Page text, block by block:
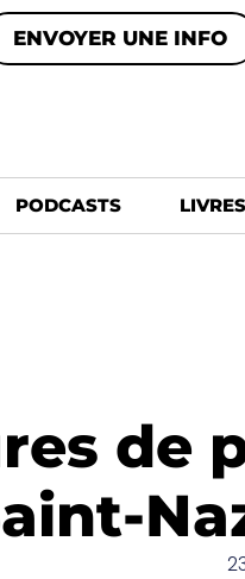
ENVOYER UNE INFO
PODCASTS